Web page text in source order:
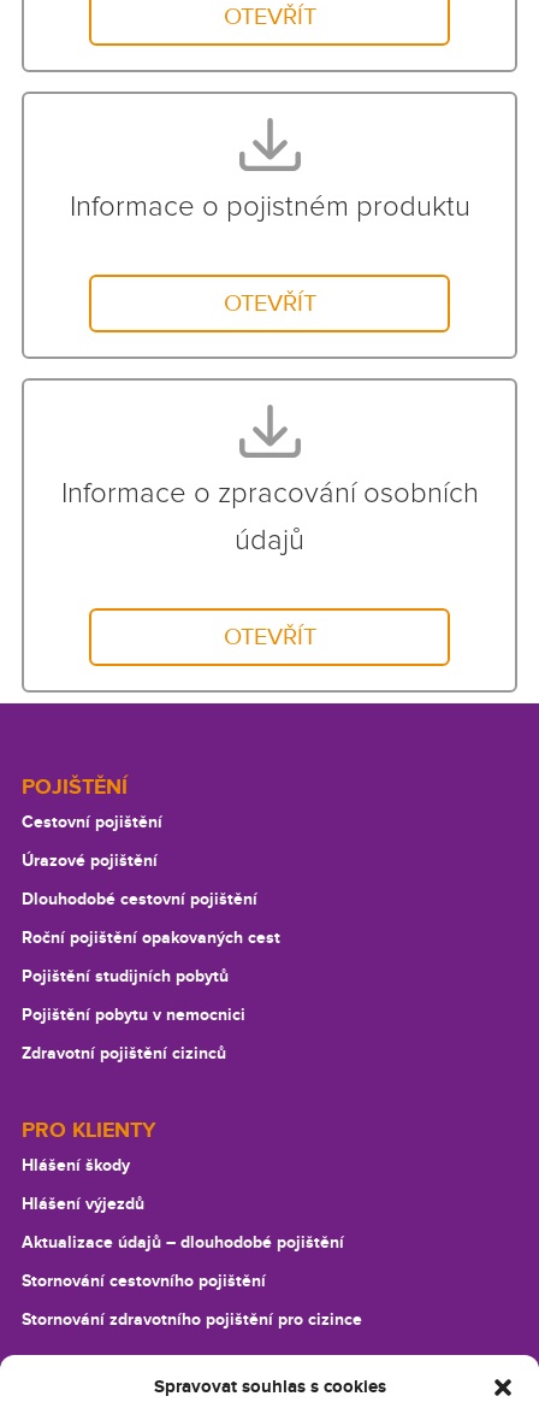
Spravovat souhlas s cookies
OTEVŘÍT
Informace o pojistném produktu
OTEVŘÍT
Informace o zpracování osobních
údajů
OTEVŘÍT
Footer
POJIŠTĚNÍ
Cestovní pojištění
Úrazové pojištění
Dlouhodobé cestovní pojištění
Roční pojištění opakovaných cest
Pojištění studijních pobytů
Pojištění pobytu v nemocnici
Zdravotní pojištění cizinců
PRO KLIENTY
Hlášení škody
Hlášení výjezdů
Aktualizace údajů –⁠ dlouhodobé pojištění
Stornování cestovního pojištění
Stornování zdravotního pojištění pro cizince